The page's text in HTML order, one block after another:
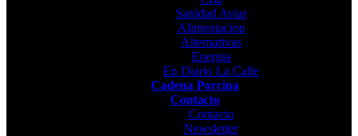
Sanidad Aviar
Alimentacion
Alternativas
Energia
En Diario La Calle
Cadena Porcina
Contacto
Contacto
Newsletter